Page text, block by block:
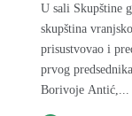
U sali Skupštine
skupština
prisustvovao i
prvog
Borivoje Antić,...